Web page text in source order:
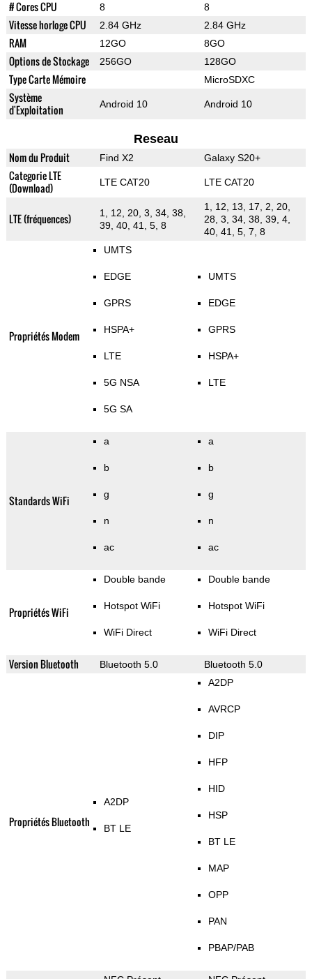
# Cores CPU 8 8
Vitesse horloge CPU 2.84 GHz 2.84 GHz
RAM 12GO 8GO
Options de Stockage 256GO 128GO
Type Carte Mémoire MicroSDXC
Système
d'Exploitation
Android 10 Android 10
Reseau
Nom du Produit Find X2 Galaxy S20+
Categorie LTE
(Download)
LTE CAT20 LTE CAT20
LTE (fréquences)
1, 12, 20, 3, 34, 38,
39, 40, 41, 5, 8
1, 12, 13, 17, 2, 20,
28, 3, 34, 38, 39, 4,
40, 41, 5, 7, 8
Propriétés Modem
UMTS
EDGE
GPRS
HSPA+
LTE
5G NSA
5G SA
UMTS
EDGE
GPRS
HSPA+
LTE
Standards WiFi
a
b
g
n
ac
a
b
g
n
ac
Propriétés WiFi
Double bande
Hotspot WiFi
WiFi Direct
Double bande
Hotspot WiFi
WiFi Direct
Version Bluetooth Bluetooth 5.0 Bluetooth 5.0
Propriétés Bluetooth
A2DP
BT LE
A2DP
AVRCP
DIP
HFP
HID
HSP
BT LE
MAP
OPP
PAN
PBAP/PAB